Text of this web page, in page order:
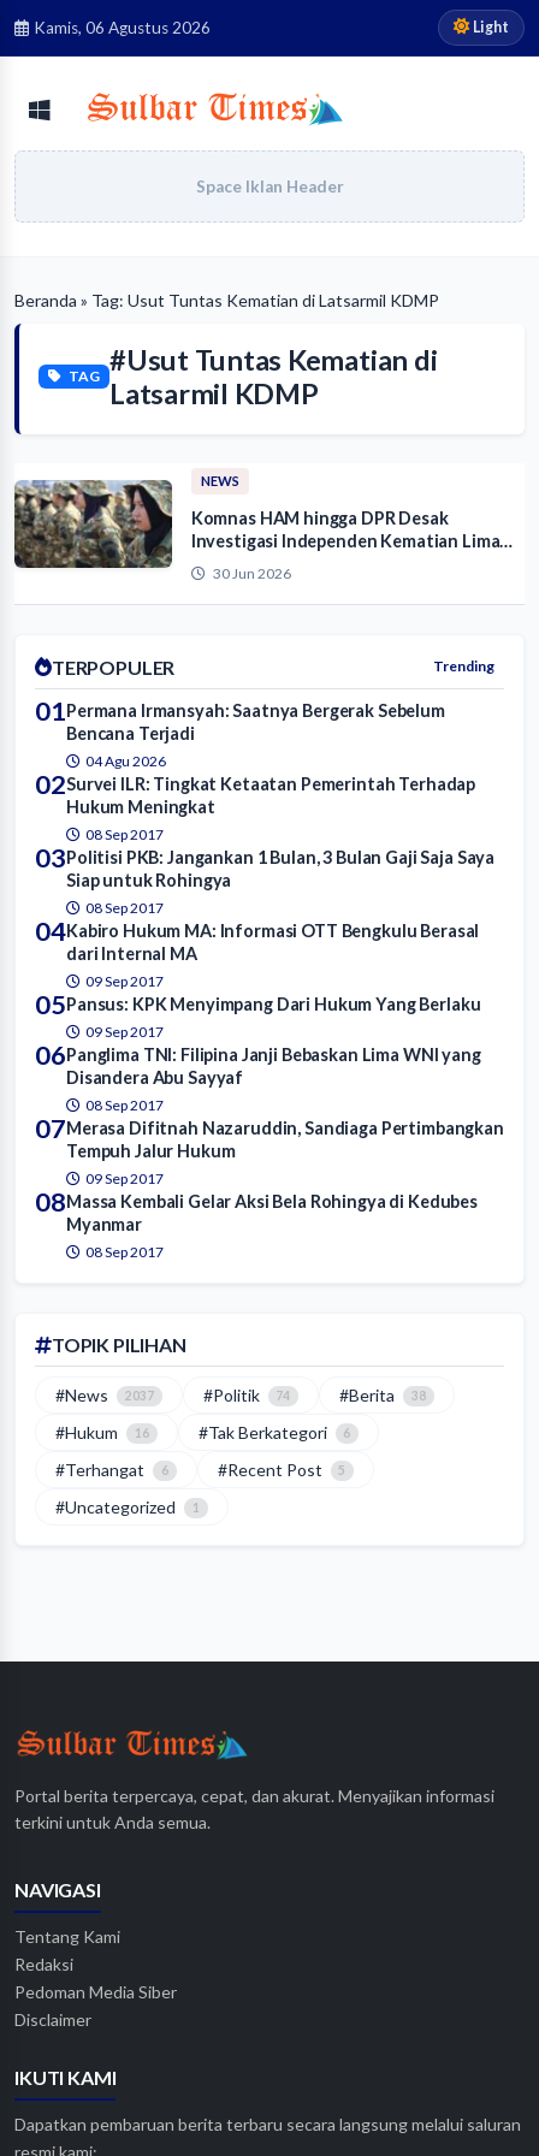
Kamis, 06 Agustus 2026 Light
Space Iklan Header
Beranda » Tag: Usut Tuntas Kematian di Latsarmil KDMP
TAG #Usut Tuntas Kematian di
Latsarmil KDMP
NEWS
Komnas HAM hingga DPR Desak
Investigasi Independen Kematian Lima
Calon Manajer KDMP
30 Jun 2026
TERPOPULER Trending
01Permana Irmansyah: Saatnya Bergerak Sebelum
Bencana Terjadi
04 Agu 2026
02Survei ILR: Tingkat Ketaatan Pemerintah Terhadap
Hukum Meningkat
08 Sep 2017
03Politisi PKB: Jangankan 1 Bulan, 3 Bulan Gaji Saja Saya
Siap untuk Rohingya
08 Sep 2017
04Kabiro Hukum MA: Informasi OTT Bengkulu Berasal
dari Internal MA
09 Sep 2017
05Pansus: KPK Menyimpang Dari Hukum Yang Berlaku
09 Sep 2017
06Panglima TNI: Filipina Janji Bebaskan Lima WNI yang
Disandera Abu Sayyaf
08 Sep 2017
07Merasa Difitnah Nazaruddin, Sandiaga Pertimbangkan
Tempuh Jalur Hukum
09 Sep 2017
08Massa Kembali Gelar Aksi Bela Rohingya di Kedubes
Myanmar
08 Sep 2017
TOPIK PILIHAN
#News 2037 #Politik 74 #Berita 38
#Hukum 16 #Tak Berkategori 6
#Terhangat 6 #Recent Post 5
#Uncategorized 1
Portal berita terpercaya, cepat, dan akurat. Menyajikan informasi
terkini untuk Anda semua.
NAVIGASI
Tentang Kami
Redaksi
Pedoman Media Siber
Disclaimer
IKUTI KAMI
Dapatkan pembaruan berita terbaru secara langsung melalui saluran